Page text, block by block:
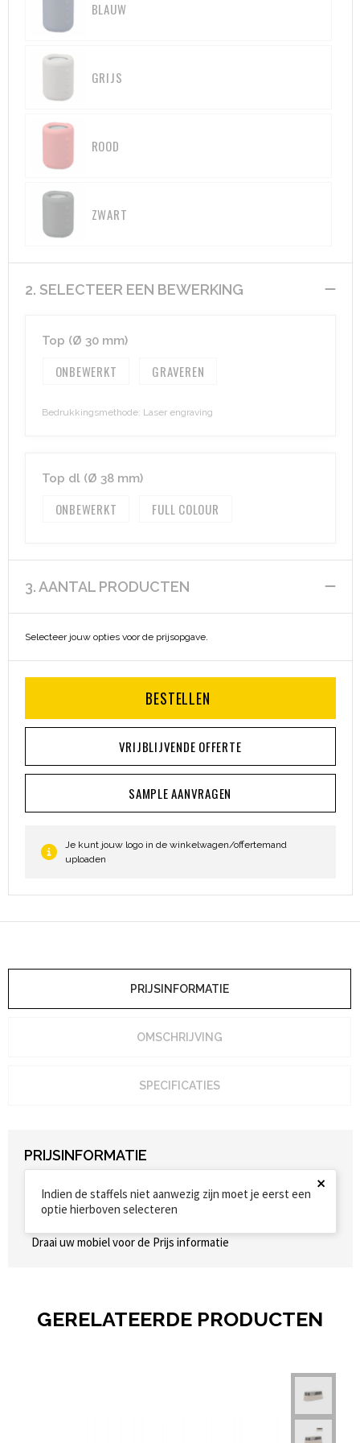
Aktetassen
Promotietassen
Autotassen
Collegetassen
Kledingtassen
Heuptassen
Trolleys
Hygiëne en Persoonlijke verzorging
Valbeveiliging
BLAUW
GRIJS
ROOD
ZWART
2. SELECTEER EEN BEWERKING
Top (Ø 30 mm)
ONBEWERKT GRAVEREN
Bedrukkingsmethode: Laser engraving
Top dl (Ø 38 mm)
ONBEWERKT FULL COLOUR
3. AANTAL PRODUCTEN
Selecteer jouw opties voor de prijsopgave.
BESTELLEN
VRIJBLIJVENDE OFFERTE
SAMPLE AANVRAGEN
Je kunt jouw logo in de winkelwagen/offertemand
uploaden
PRIJSINFORMATIE
OMSCHRIJVING
SPECIFICATIES
PRIJSINFORMATIE
Indien de staffels niet aanwezig zijn moet je eerst een
optie hierboven selecteren
×
Draai uw mobiel voor de Prijs informatie
GERELATEERDE PRODUCTEN